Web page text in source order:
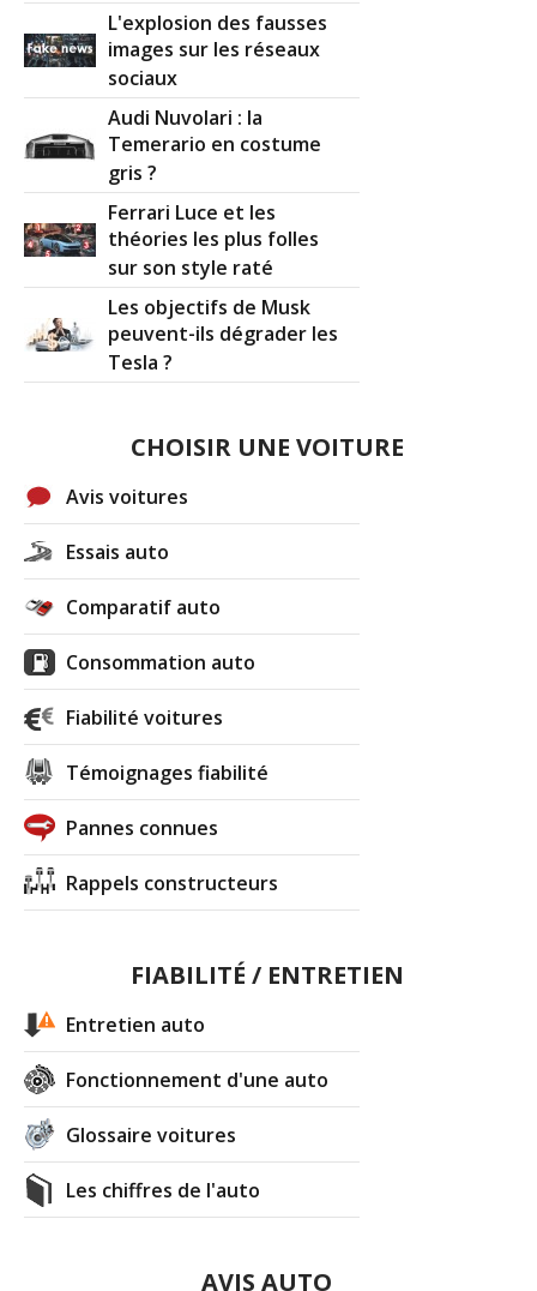
L'explosion des fausses
images sur les réseaux
sociaux
Audi Nuvolari : la
Temerario en costume
gris ?
Ferrari Luce et les
théories les plus folles
sur son style raté
Les objectifs de Musk
peuvent-ils dégrader les
Tesla ?
CHOISIR UNE VOITURE
Avis voitures
Essais auto
Comparatif auto
Consommation auto
Fiabilité voitures
Témoignages fiabilité
Pannes connues
Rappels constructeurs
FIABILITÉ / ENTRETIEN
Entretien auto
Fonctionnement d'une auto
Glossaire voitures
Les chiffres de l'auto
AVIS AUTO